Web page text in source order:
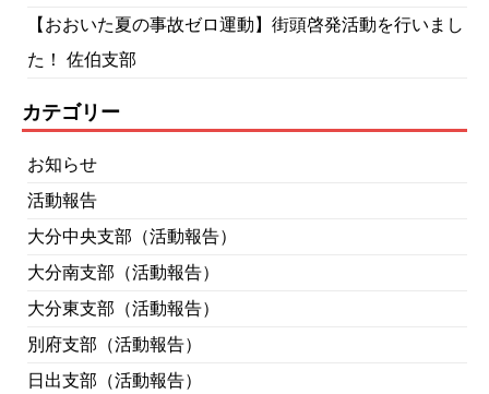
【おおいた夏の事故ゼロ運動】街頭啓発活動を行いまし
た！ 佐伯支部
カテゴリー
お知らせ
活動報告
大分中央支部（活動報告）
大分南支部（活動報告）
大分東支部（活動報告）
別府支部（活動報告）
日出支部（活動報告）